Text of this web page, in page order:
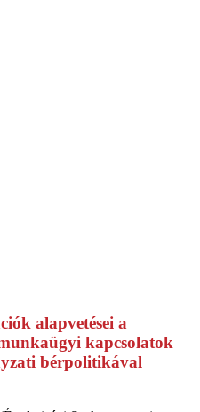
alapvetései a
kapcsolatok
bérpolitikával